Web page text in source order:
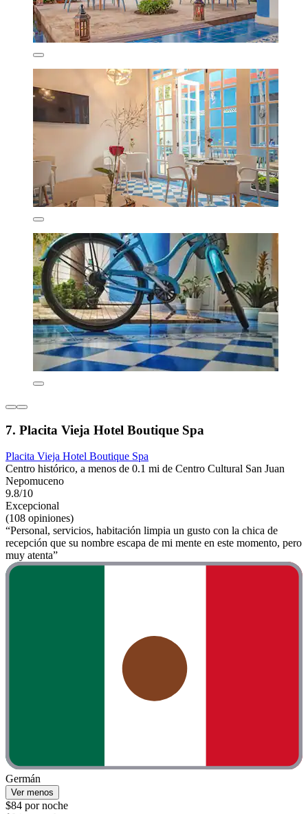
7. Placita Vieja Hotel Boutique Spa
Placita Vieja Hotel Boutique Spa
Centro histórico, a menos de 0.1 mi de Centro Cultural San Juan
Nepomuceno
9.8/10
Excepcional
(108 opiniones)
“Personal, servicios, habitación limpia un gusto con la chica de
recepción que su nombre escapa de mi mente en este momento, pero
muy atenta”
Germán
Ver menos
$84 por noche